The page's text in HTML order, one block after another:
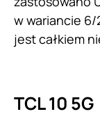
w wariancie 6/
jest całkiem
TCL 10 5G